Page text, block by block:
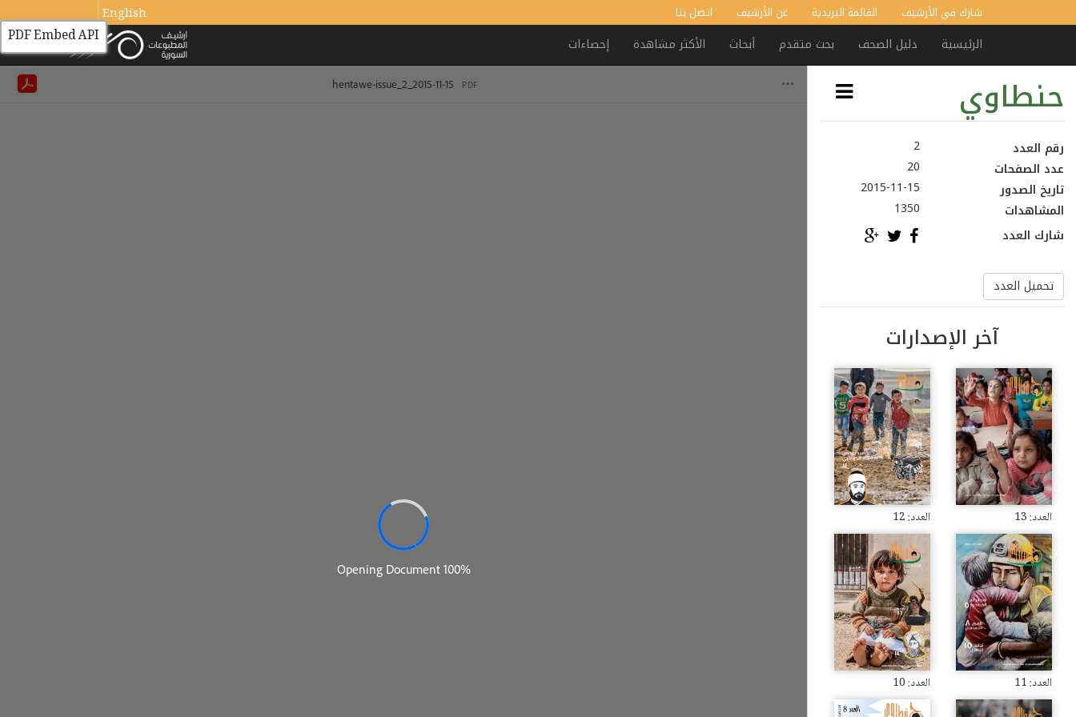
شارك في الأرشيف القائمة البريدية عن الأرشيف اتصل بنا English
الرئيسية دليل الصحف بحث متقدم أبحاث الأكثر مشاهدة إحصاءات
حنطاوي
رقم العدد
2
عدد الصفحات
20
تاريخ الصدور
2015-11-15
المشاهدات
1350
شارك العدد
تحميل العدد
آخر الإصدارات
العدد: 13 العدد: 12
العدد: 11 العدد: 10
PDF Embed API